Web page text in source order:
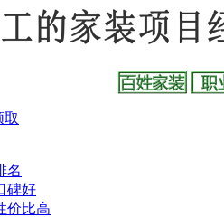
取
名
碑好
价比高